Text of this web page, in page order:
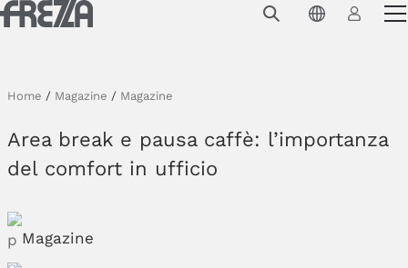
Skip to main content
Progetti e ispirazioni
Magazine
Home / Magazine / Magazine
Area break e pausa caffè: l’importanza
del comfort in ufficio
Magazine